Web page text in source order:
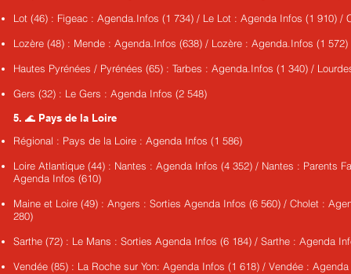
Lot (46) : Figeac : Agenda.Infos (1 734) / Le Lot : Agenda Infos (1 910) /
Lozère (48) : Mende : Agenda.Infos (638) / Lozère : Agenda.Infos (1 572)
Hautes Pyrénées / Pyrénées (65) : Tarbes : Agenda.Infos (1 340) /
Gers (32) : Le Gers : Agenda Infos (2 548)
5. 🌊 Pays de la Loire
Régional : Pays de la Loire : Agenda Infos (1 586)
Loire Atlantique (44) : Nantes : Agenda Infos (4 352) / Nantes : Parents
Agenda Infos (610)
Maine et Loire (49) : Angers : Sorties Agenda Infos (6 560) / Cholet :
280)
Sarthe (72) : Le Mans : Sorties Agenda Infos (6 184) / Sarthe : Agenda
Vendée (85) : La Roche sur Yon: Agenda Infos (1 618) / Vendée :